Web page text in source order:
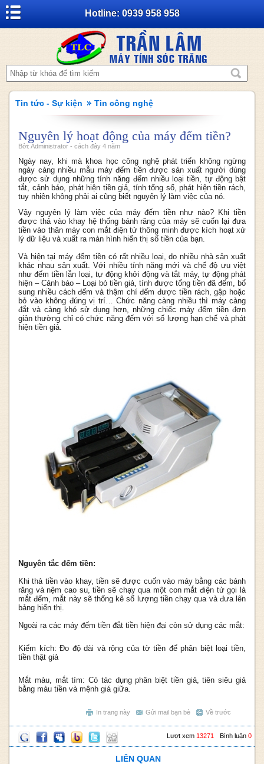
Hotline: 0939 958 958
Tin tức - Sự kiện Tin công nghệ
Nguyên lý hoạt động của máy đếm tiền?
Bởi: Administrator - cách đây 4 năm
Ngày nay, khi mà khoa học công nghệ phát triển không ngừng
ngày càng nhiều mẫu máy đếm tiền được sản xuất người dùng
được sử dụng những tính năng đếm nhiều loại tiền, tự động bật
tắt, cảnh báo, phát hiện tiền giả, tính tổng số, phát hiện tiền rách,
tuy nhiên không phải ai cũng biết nguyên lý làm việc của nó.
Vậy nguyên lý làm việc của máy đếm tiền như nào? Khi tiền
được thả vào khay hệ thống bánh răng của máy sẽ cuốn lại đưa
tiền vào thân máy con mắt điện tử thông minh được kích hoạt xử
lý dữ liệu và xuất ra màn hình hiển thị số tiền của bạn.
Và hiện tại máy đếm tiền có rất nhiều loại, do nhiều nhà sản xuất
khác nhau sản xuất. Với nhiều tính năng mới và chế độ ưu việt
như đếm tiền lẫn loại, tự động khởi động và tắt máy, tự động phát
hiện – Cảnh báo – Loại bỏ tiền giả, tính được tổng tiền đã đếm, bổ
sung nhiều cách đếm và thậm chí đếm được tiền rách, gập hoặc
bỏ vào không đúng vị trí… Chức năng càng nhiều thì máy càng
đắt và càng khó sử dụng hơn, những chiếc máy đếm tiền đơn
giản thường chỉ có chức năng đếm với số lượng hạn chế và phát
hiện tiền giả.
Nguyên tắc đếm tiền:
Khi thả tiền vào khay, tiền sẽ được cuốn vào máy bằng các bánh
răng và nệm cao su, tiền sẽ chạy qua một con mắt điện tử gọi là
mắt đếm, mắt này sẽ thống kê số lượng tiền chạy qua và đưa lên
bảng hiển thị.
Ngoài ra các máy đếm tiền đắt tiền hiện đại còn sử dụng các mắt:
Kiểm kích: Đo độ dài và rộng của tờ tiền để phân biệt loại tiền,
tiền thật giả
Mắt màu, mắt tím: Có tác dụng phân biệt tiền giả, tiên siêu giả
bằng màu tiền và mệnh giá giữa.
Về trước
Gửi mail bạn bè
In trang này
Bình luận 0
Lượt xem 13271
LIÊN QUAN